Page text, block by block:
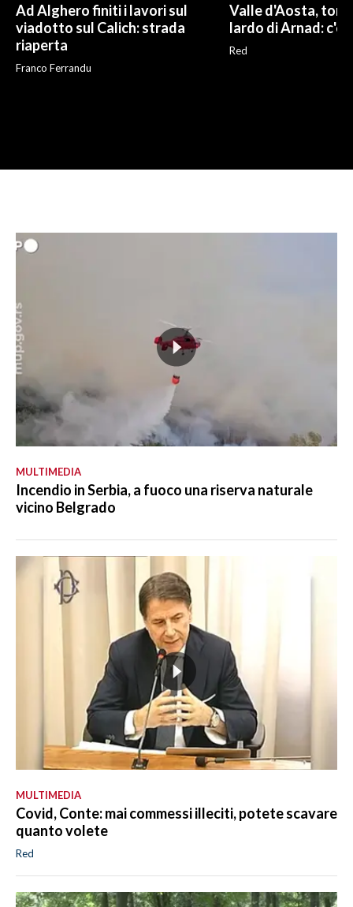
Ad Alghero finiti i lavori sul
viadotto sul Calich: strada
riaperta
Franco Ferrandu
Valle d'Aosta,
lardo di Arnad: c'è
Red
MULTIMEDIA
Incendio in Serbia, a fuoco una riserva naturale
vicino Belgrado
MULTIMEDIA
Covid, Conte: mai commessi illeciti, potete scavare
quanto volete
Red